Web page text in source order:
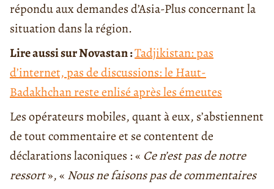
répondu aux demandes d’Asia-Plus concernant la
situation dans la région.
Lire aussi sur Novastan :Tadjikistan: pas
d’internet, pas de discussions: le Haut-
Badakhchan reste enlisé après les émeutes
Les opérateurs mobiles, quant à eux, s’abstiennent
de tout commentaire et se contentent de
déclarations laconiques : « Ce n’est pas de notre
ressort», « Nous ne faisons pas de commentaires